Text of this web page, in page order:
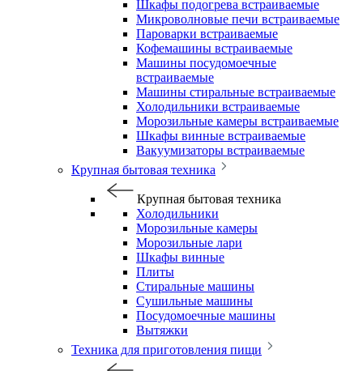
Шкафы подогрева встраиваемые
Микроволновые печи встраиваемые
Пароварки встраиваемые
Кофемашины встраиваемые
Машины посудомоечные
встраиваемые
Машины стиральные встраиваемые
Холодильники встраиваемые
Морозильные камеры встраиваемые
Шкафы винные встраиваемые
Вакуумизаторы встраиваемые
Крупная бытовая техника
Крупная бытовая техника
Холодильники
Морозильные камеры
Морозильные лари
Шкафы винные
Плиты
Стиральные машины
Сушильные машины
Посудомоечные машины
Вытяжки
Техника для приготовления пищи